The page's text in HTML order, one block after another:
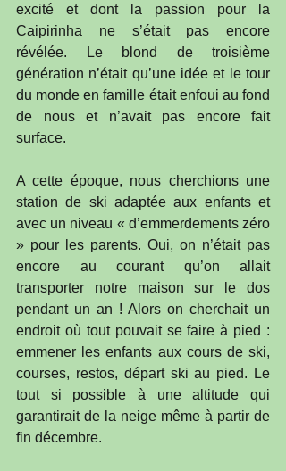
excité et dont la passion pour la
Caipirinha ne s’était pas encore
révélée. Le blond de troisième
génération n’était qu’une idée et le tour
du monde en famille était enfoui au fond
de nous et n’avait pas encore fait
surface.
A cette époque, nous cherchions une
station de ski adaptée aux enfants et
avec un niveau « d’emmerdements zéro
» pour les parents. Oui, on n’était pas
encore au courant qu’on allait
transporter notre maison sur le dos
pendant un an ! Alors on cherchait un
endroit où tout pouvait se faire à pied :
emmener les enfants aux cours de ski,
courses, restos, départ ski au pied. Le
tout si possible à une altitude qui
garantirait de la neige même à partir de
fin décembre.